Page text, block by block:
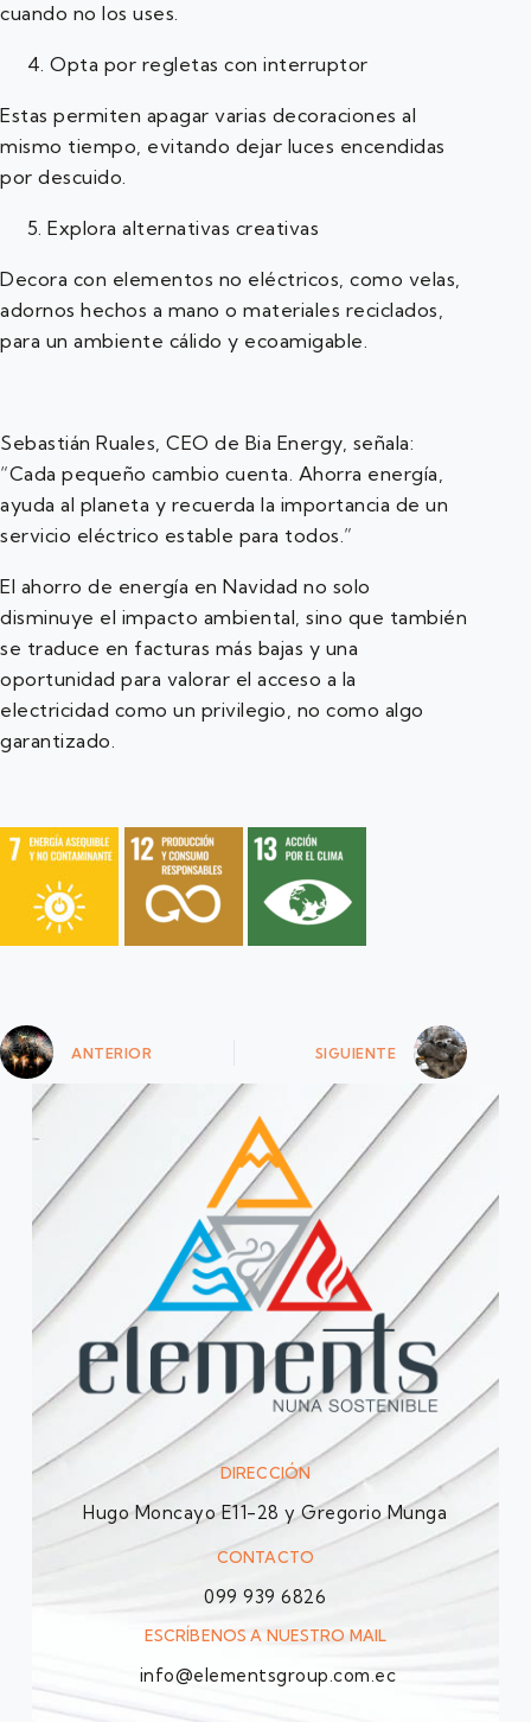
cuando no los uses.
4. Opta por regletas con interruptor
Estas permiten apagar varias decoraciones al
mismo tiempo, evitando dejar luces encendidas
por descuido.
5. Explora alternativas creativas
Decora con elementos no eléctricos, como velas,
adornos hechos a mano o materiales reciclados,
para un ambiente cálido y ecoamigable.
Sebastián Ruales, CEO de Bia Energy, señala:
“Cada pequeño cambio cuenta. Ahorra energía,
ayuda al planeta y recuerda la importancia de un
servicio eléctrico estable para todos.”
El ahorro de energía en Navidad no solo
disminuye el impacto ambiental, sino que también
se traduce en facturas más bajas y una
oportunidad para valorar el acceso a la
electricidad como un privilegio, no como algo
garantizado.
ANTERIOR SIGUIENTE
DIRECCIÓN
Hugo Moncayo E11-28 y Gregorio Munga
CONTACTO
099 939 6826
ESCRÍBENOS A NUESTRO MAIL
info@elementsgroup.com.ec